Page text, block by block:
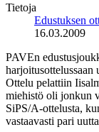
Tietoja
Edustuksen
16.03.2009
PAVEn
harjoitusottelussaan
Ottelu pelattiin
miehistö oli jonkun
SiPS/A-ottelusta,
vastaavasti pari